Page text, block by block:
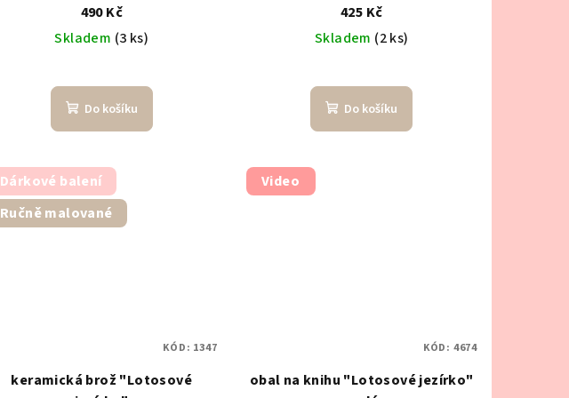
490 Kč
Skladem (3 ks)
Do košíku
425 Kč
Skladem (2 ks)
Do košíku
Dárkové balení
Ručně malované
keramická brož "Lotosové
KÓD: 1347
Video
obal na knihu "Lotosové jezírko"
KÓD: 4674